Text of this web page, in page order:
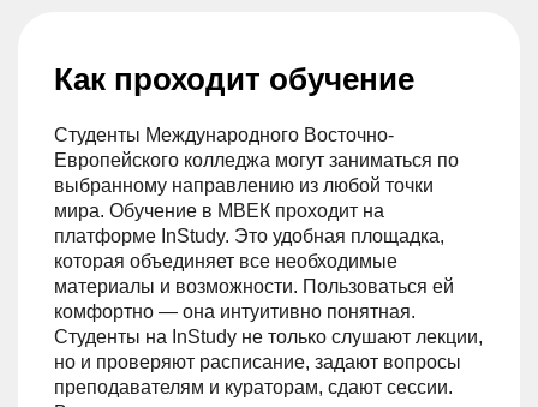
Как проходит обучение
Студенты Международного Восточно-
Европейского колледжа могут заниматься по
выбранному направлению из любой точки
мира. Обучение в МВЕК проходит на
платформе InStudy. Это удобная площадка,
которая объединяет все необходимые
материалы и возможности. Пользоваться ей
комфортно — она интуитивно понятная.
Студенты на InStudy не только слушают лекции,
но и проверяют расписание, задают вопросы
преподавателям и кураторам, сдают сессии.